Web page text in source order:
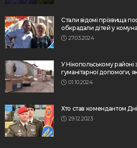
Стали відомі прізвища
обкрадали дітей у
27.03.2024
У Нікопольському
гуманітарної допомоги,
01.10.2024
Хто став комендантом
29.12.2023